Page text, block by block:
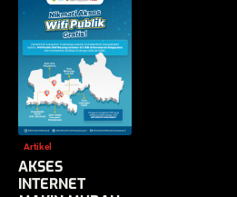
Artikel
AKSES
INTERNET